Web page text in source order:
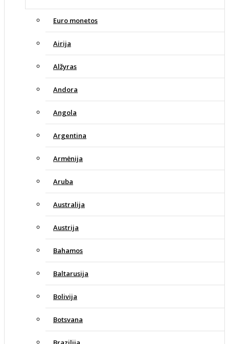
Euro monetos
Airija
Alžyras
Andora
Angola
Argentina
Armėnija
Aruba
Australija
Austrija
Bahamos
Baltarusija
Bolivija
Botsvana